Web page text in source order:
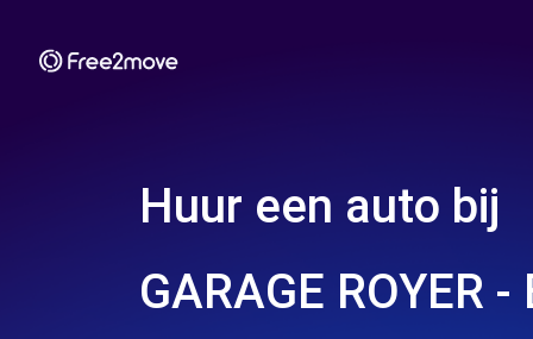
Huur een auto bij
GARAGE ROYER -